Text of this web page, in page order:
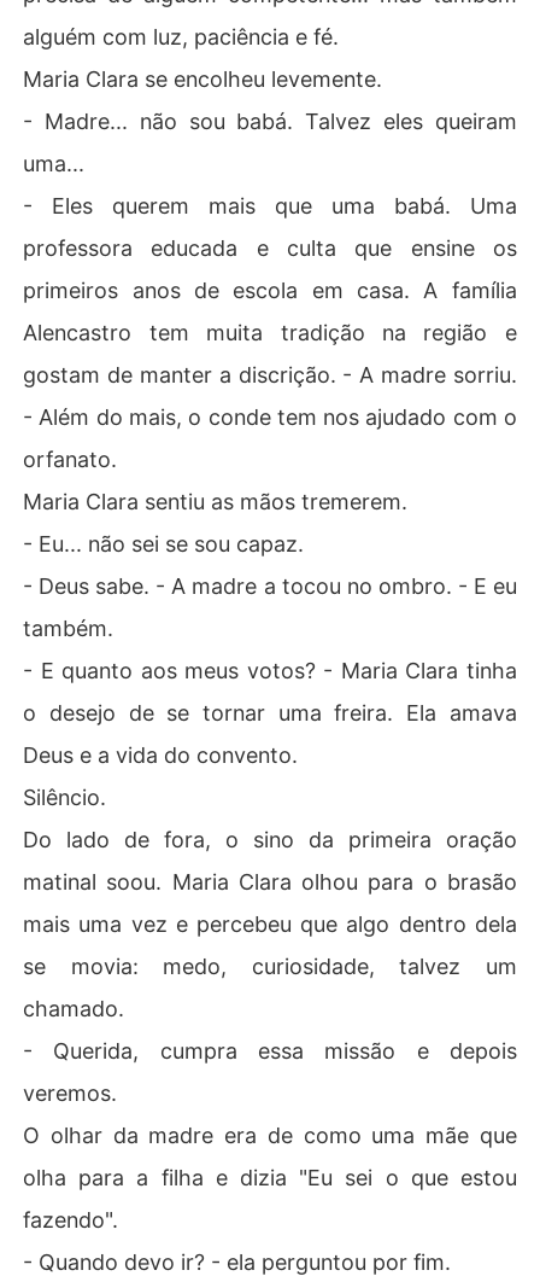
alguém com luz, paciência e fé.
Maria Clara se encolheu levemente.
- Madre... não sou babá. Talvez eles queiram
uma...
- Eles querem mais que uma babá. Uma
professora educada e culta que ensine os
primeiros anos de escola em casa. A família
Alencastro tem muita tradição na região e
gostam de manter a discrição. - A madre sorriu.
- Além do mais, o conde tem nos ajudado com o
orfanato.
Maria Clara sentiu as mãos tremerem.
- Eu... não sei se sou capaz.
- Deus sabe. - A madre a tocou no ombro. - E eu
também.
- E quanto aos meus votos? - Maria Clara tinha
o desejo de se tornar uma freira. Ela amava
Deus e a vida do convento.
Silêncio.
Do lado de fora, o sino da primeira oração
matinal soou. Maria Clara olhou para o brasão
mais uma vez e percebeu que algo dentro dela
se movia: medo, curiosidade, talvez um
chamado.
- Querida, cumpra essa missão e depois
veremos.
O olhar da madre era de como uma mãe que
olha para a filha e dizia "Eu sei o que estou
fazendo".
- Quando devo ir? - ela perguntou por fim.